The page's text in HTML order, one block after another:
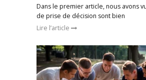
Dans le premier article, nous avons
de prise de décision sont bien
Lire l’article